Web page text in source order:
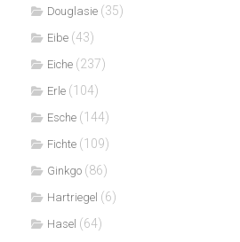
Douglasie (35)
Eibe (43)
Eiche (237)
Erle (104)
Esche (144)
Fichte (109)
Ginkgo (86)
Hartriegel (6)
Hasel (64)